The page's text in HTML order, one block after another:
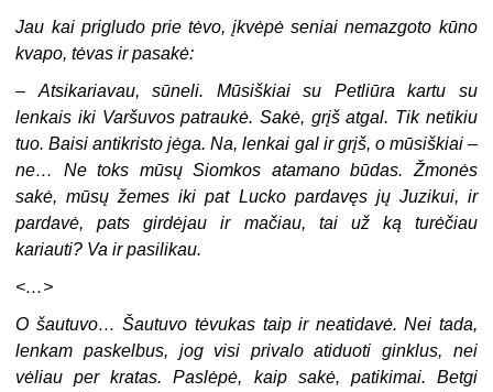
Jau kai prigludo prie tėvo, įkvėpė seniai nemazgoto kūno
kvapo, tėvas ir pasakė:
– Atsikariavau, sūneli. Mūsiškiai su Petliūra kartu su
lenkais iki Varšuvos patraukė. Sakė, grįš atgal. Tik netikiu
tuo. Baisi antikristo jėga. Na, lenkai gal ir grįš, o mūsiškiai –
ne… Ne toks mūsų Siomkos atamano būdas. Žmonės
sakė, mūsų žemes iki pat Lucko pardavęs jų Juzikui, ir
pardavė, pats girdėjau ir mačiau, tai už ką turėčiau
kariauti? Va ir pasilikau.
<…>
O šautuvo… Šautuvo tėvukas taip ir neatidavė. Nei tada,
lenkam paskelbus, jog visi privalo atiduoti ginklus, nei
vėliau per kratas. Paslėpė, kaip sakė, patikimai. Betgi